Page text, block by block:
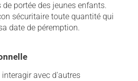
portée des jeunes enfants.
sécuritaire toute quantité qui
date de péremption.
avec d'autres